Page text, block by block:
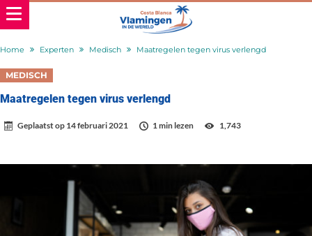
Home Experten Medisch Maatregelen tegen virus verlengd
MEDISCH
Maatregelen tegen virus verlengd
Geplaatst op 14 februari 2021 1 min lezen 1,743